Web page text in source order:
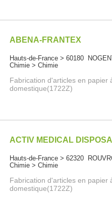
ABENA-FRANTEX
Hauts-de-France > 60180
Chimie > Chimie
Fabrication d'articles en papier
domestique(1722Z)
ACTIV MEDICAL
Hauts-de-France > 62320
Chimie > Chimie
Fabrication d'articles en papier
domestique(1722Z)